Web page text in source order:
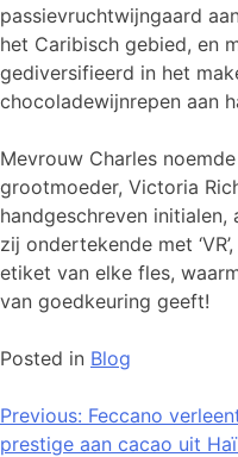
passievruchtwijngaard
het Caribisch gebied, en
gediversifieerd in het
chocoladewijnrepen aan
Mevrouw Charles
grootmoeder, Victoria
handgeschreven
zij ondertekende met
etiket van elke fles,
van goedkeuring geeft!
Posted in Blog
Bericht
Previous: Feccano
prestige aan cacao uit